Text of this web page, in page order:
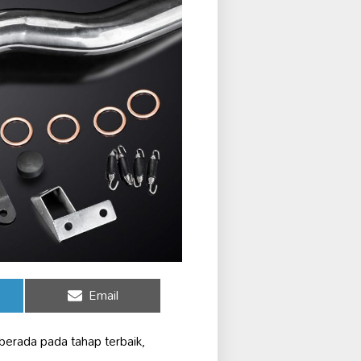
Share
on
Email
pada tahap terbaik,